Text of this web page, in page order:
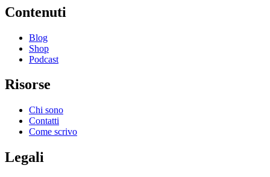
Contenuti
Blog
Shop
Podcast
Risorse
Chi sono
Contatti
Come scrivo
Legali